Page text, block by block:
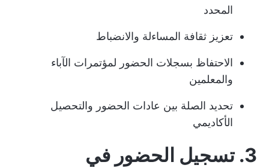
المحدد
تعزيز ثقافة المساءلة والانضباط
الاحتفاظ بسجلات الحضور لمؤتمرات الآباء
والمعلمين
تحديد الصلة بين عادات الحضور والتحصيل
الأكاديمي
3. تسجيل الحضور في